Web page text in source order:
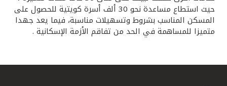
ماليزيا
تركيا
مصر
حيث استطاع مساعدة نحو 30 ألف أسرة كويتية للحصول على
المسكن المناسب بشروط وتسهيلات مناسبة، فيما يعد جهدا
متميزا للمساهمة في الحد من تفاقم الأزمة الإسكانية .